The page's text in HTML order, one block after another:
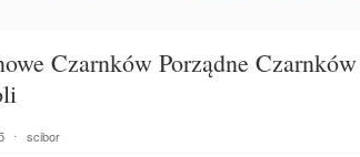
Czarnków Porządne
⋅ scibor